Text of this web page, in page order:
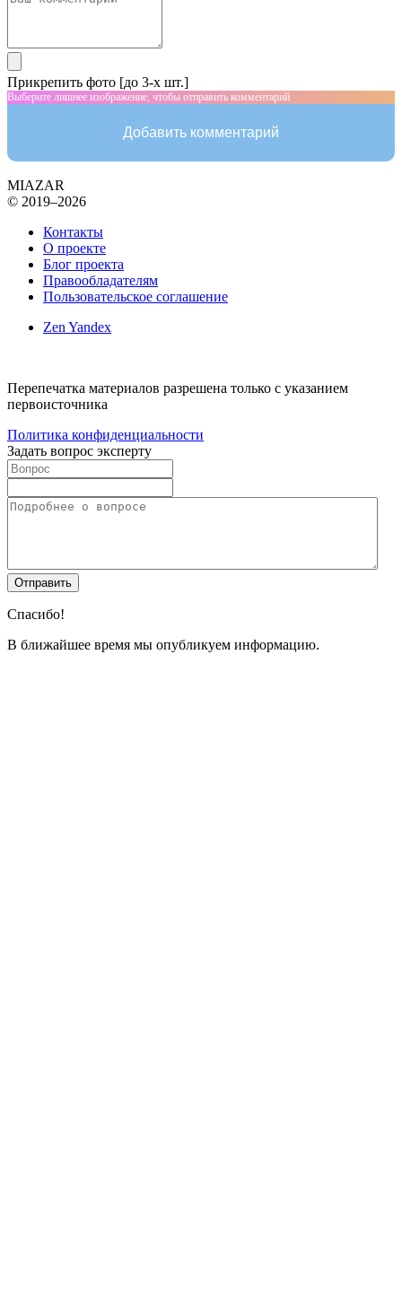
Прикрепить фото [до 3-х шт.]
Выберите лишнее изображение, чтобы отправить комментарий
Добавить комментарий
MIAZAR
© 2019–2026
Контакты
О проекте
Блог проекта
Правообладателям
Пользовательское соглашение
Zen Yandex
Перепечатка материалов разрешена только с указанием
первоисточника
Политика конфиденциальности
Задать вопрос эксперту
Спасибо!
В ближайшее время мы опубликуем информацию.